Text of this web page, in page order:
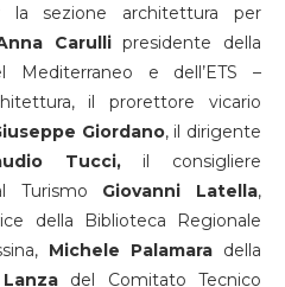
la sezione architettura per
Carullipresidente della
Mediterraneo e dell’ETS –
il prorettore vicario
Giordano, il dirigente
Tucci,il consigliere
Turismo Giovanni Latella,
della Biblioteca Regionale
Michele Palamaradella
del Comitato Tecnico